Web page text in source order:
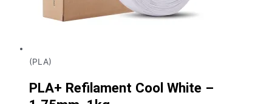
(PLA)
PLA+ Refilament Cool White –